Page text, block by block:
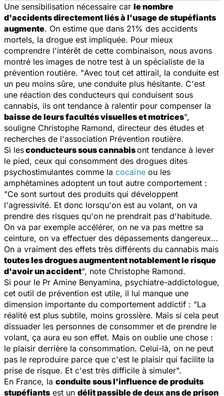
Une sensibilisation nécessaire car le nombre
d'accidents directement liés à l'usage de stupéfiants
augmente. On estime que dans 21% des accidents
mortels, la drogue est impliquée. Pour mieux
comprendre l'intérêt de cette combinaison, nous avons
montré les images de notre test à un spécialiste de la
prévention routière. "Avec tout cet attirail, la conduite est
un peu moins sûre, une conduite plus hésitante. C'est
une réaction des conducteurs qui conduisent sous
cannabis, ils ont tendance à ralentir pour compenser la
baisse de leurs facultés visuelles et motrices",
souligne Christophe Ramond, directeur des études et
recherches de l'association Prévention routière.
Si lesconducteurs sous cannabisont tendance à lever
le pied, ceux qui consomment des drogues dites
psychostimulantes comme la cocaïne ou les
amphétamines adoptent un tout autre comportement :
"Ce sont surtout des produits qui développent
l'agressivité. Et donc lorsqu'on est au volant, on va
prendre des risques qu'on ne prendrait pas d'habitude.
On va par exemple accélérer, on ne va pas mettre sa
ceinture, on va effectuer des dépassements dangereux…
On a vraiment des effets très différents du cannabis mais
toutes les drogues augmentent notablement le risque
d'avoir un accident", note Christophe Ramond.
Si pour le Pr Amine Benyamina, psychiatre-addictologue,
cet outil de prévention est utile, il lui manque une
dimension importante du comportement addictif : "La
réalité est plus subtile, moins grossière. Mais si cela peut
dissuader les personnes de consommer et de prendre le
volant, ça aura eu son effet. Mais on oublie une chose :
le plaisir derrière la consommation. Celui-là, on ne peut
pas le reproduire parce que c'est le plaisir qui facilite la
prise de risque. Et c'est très difficile à simuler".
En France, la conduite sous l'influence de produits
stupéfiants est un délit passible de deux ans de prison